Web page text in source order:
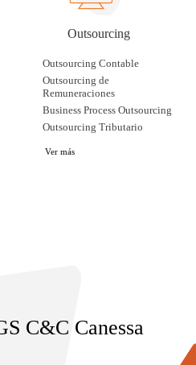
Outsourcing
Outsourcing Contable
Outsourcing de
Remuneraciones
Business Process Outsourcing
Outsourcing Tributario
Ver más
C&C Canessa